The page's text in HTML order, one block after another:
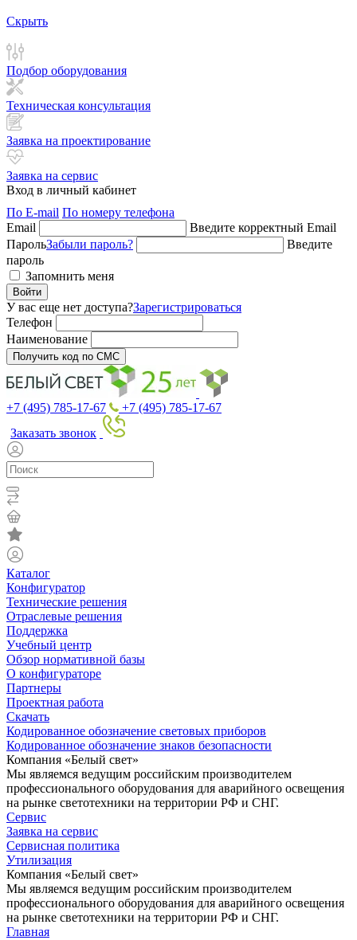
Скрыть
Подбор оборудования
Техническая консультация
Заявка на проектирование
Заявка на сервис
Вход в личный кабинет
По E-mail По номеру телефона
Email
Введите корректный Email
ПарольЗабыли пароль?
Введите
пароль
Запомнить меня
Войти
У вас еще нет доступа?Зарегистрироваться
Телефон
Наименование
Получить код по СМС
+7 (495) 785-17-67
+7 (495) 785-17-67
Заказать звонок
Каталог
Конфигуратор
Технические решения
Отраслевые решения
Поддержка
Учебный центр
Обзор нормативной базы
О конфигураторе
Партнеры
Проектная работа
Скачать
Кодированное обозначение световых приборов
Кодированное обозначение знаков безопасности
Компания «Белый свет»
Мы являемся ведущим российским производителем
профессионального оборудования для аварийного освещения
на рынке светотехники на территории РФ и СНГ.
Сервис
Заявка на сервис
Сервисная политика
Утилизация
Компания «Белый свет»
Мы являемся ведущим российским производителем
профессионального оборудования для аварийного освещения
на рынке светотехники на территории РФ и СНГ.
Главная